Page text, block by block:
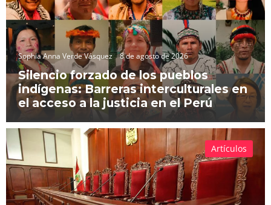
Sophia Anna Verde Vásquez 8 de agosto de 2026
Silencio forzado de los pueblos
indígenas: Barreras interculturales en
el acceso a la justicia en el Perú
Artículos